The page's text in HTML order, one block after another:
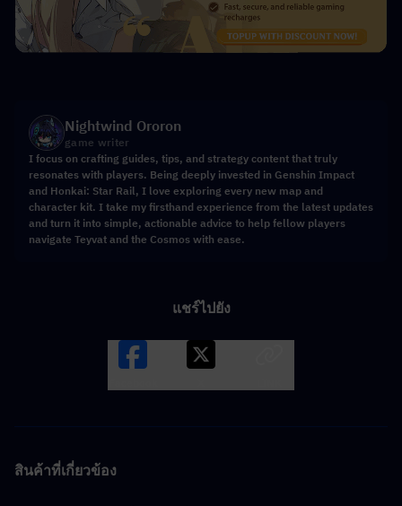
Nightwind Ororon
game writer
I focus on crafting guides, tips, and strategy content that truly
resonates with players. Being deeply invested in Genshin Impact
and Honkai: Star Rail, I love exploring every new map and
character kit. I take my firsthand experience from the latest updates
and turn it into simple, actionable advice to help fellow players
navigate Teyvat and the Cosmos with ease.
แชร์ไปยัง
สินค้าที่เกี่ยวข้อง